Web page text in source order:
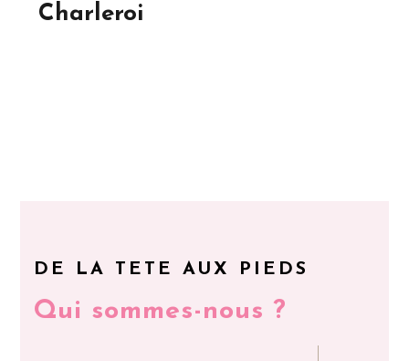
Charleroi
DE LA TETE AUX PIEDS
Qui sommes-nous ?